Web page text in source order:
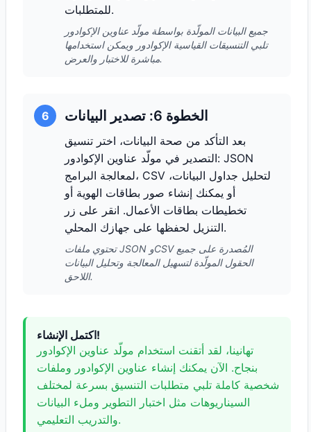
للمتطلبات.
جميع البيانات المولّدة بواسطة مولّد عناوين الإكوادور
تلبي التنسيقات القياسية الإكوادور ويمكن استخدامها
مباشرة للاختبار والعرض.
6 الخطوة 6: تصدير البيانات
بعد التأكد من صحة البيانات، اختر تنسيق
التصدير في مولّد عناوين الإكوادور: JSON
لمعالجة البرامج، CSV لتحليل جداول البيانات،
أو يمكنك إنشاء صور بطاقات الهوية أو
تخطيطات بطاقات الأعمال. انقر على زر
التنزيل لحفظها على جهازك المحلي.
تحتوي ملفات JSON وCSV المُصدرة على جميع
الحقول المولّدة لتسهيل المعالجة وتحليل البيانات
اللاحق.
اكتمل الإنشاء!
تهانينا، لقد أتقنت استخدام مولّد عناوين الإكوادور
بنجاح. الآن يمكنك إنشاء عناوين الإكوادور وملفات
شخصية كاملة تلبي متطلبات التنسيق بسرعة لمختلف
السيناريوهات مثل اختبار التطوير وملء البيانات
والتدريب التعليمي.